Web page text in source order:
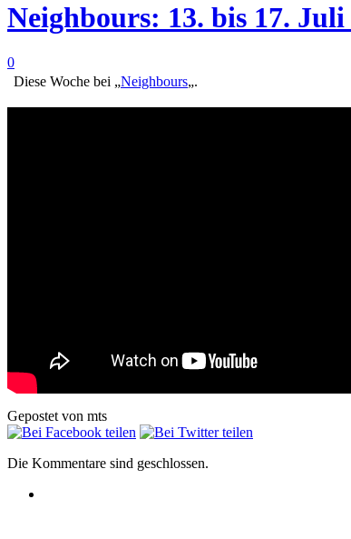
Neighbours: 13. bis 17.
0
Diese Woche bei „Neighbours„.
Gepostet von mts
Die Kommentare sind geschlossen.